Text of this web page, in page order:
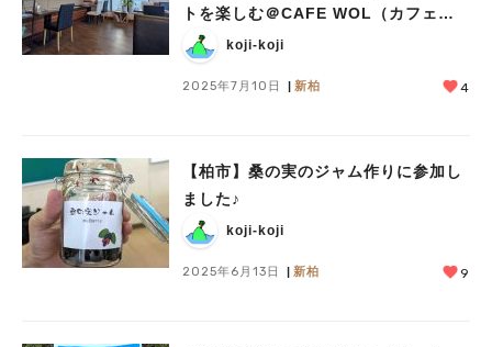
トを楽しむ＠CAFE WOL（カフェウ
ォール）koji-koji
2025年7月10日 新柏 4
【柏市】桑の実のジャム作りに参加し
ました♪
koji-koji
2025年6月13日 新柏 9